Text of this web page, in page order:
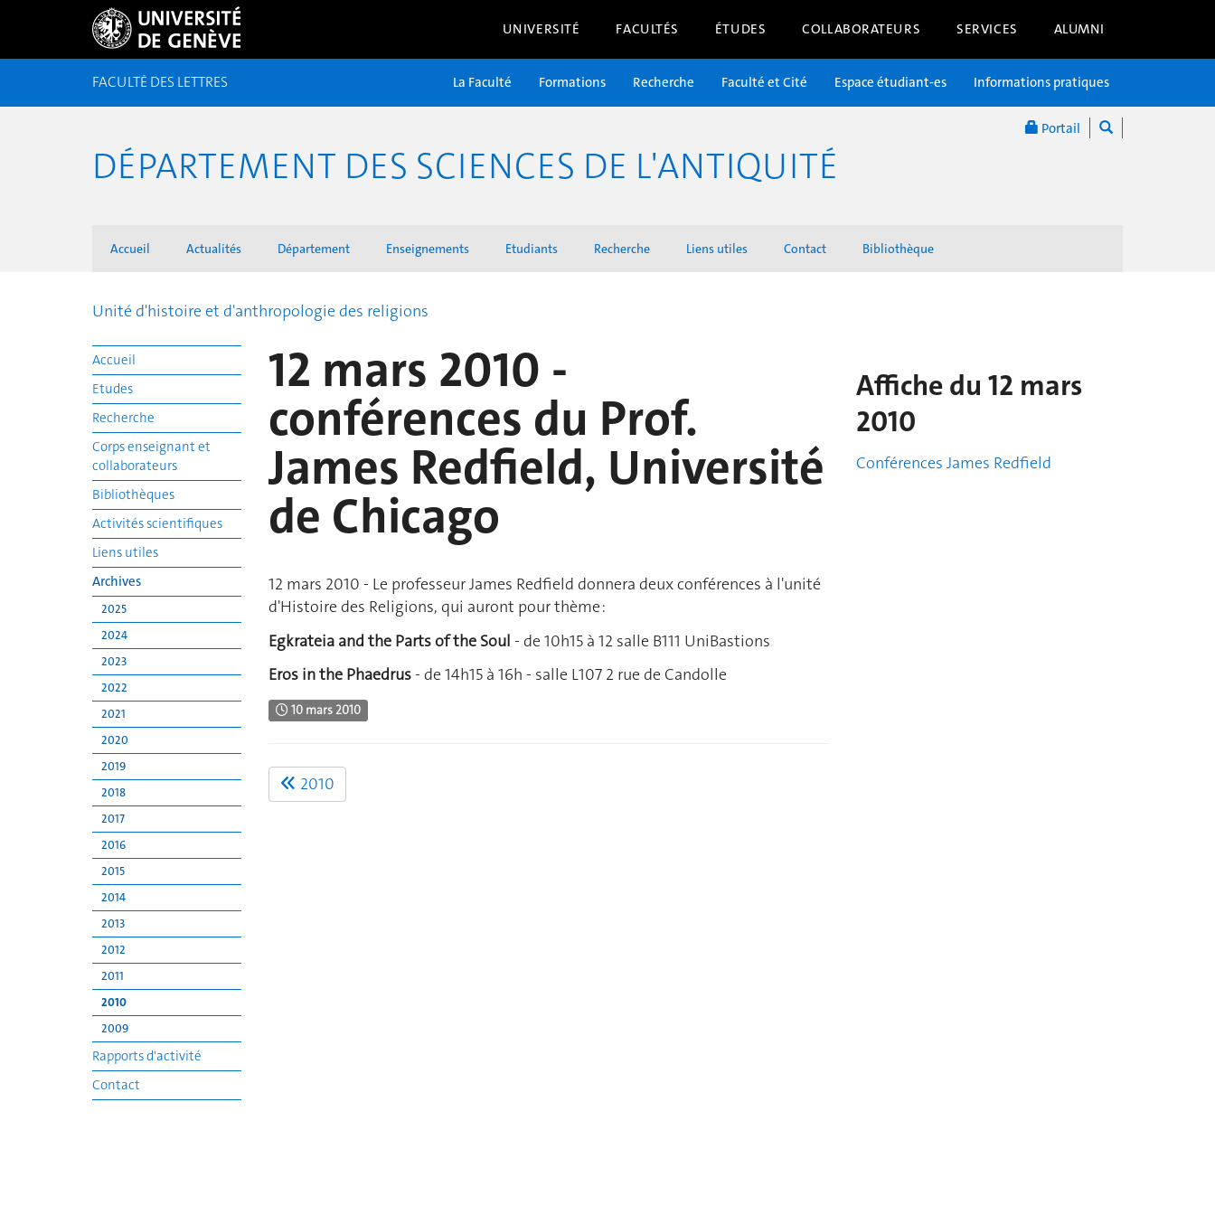
UNIVERSITÉ FACULTÉS ÉTUDES COLLABORATEURS SERVICES ALUMNI
Portail
FACULTÉ DES LETTRES La Faculté Formations Recherche Faculté et Cité Espace étudiant-es Informations pratiques
DÉPARTEMENT DES SCIENCES DE L'ANTIQUITÉ
Accueil Actualités Département Enseignements Etudiants Recherche Liens utiles Contact Bibliothèque
Unité d'histoire et d'anthropologie des religions
Accueil
Etudes
Recherche
Corps enseignant et
collaborateurs
Bibliothèques
Activités scientifiques
Liens utiles
Archives
2025
2024
2023
2022
2021
2020
2019
2018
2017
2016
2015
2014
2013
2012
2011
2010
2009
Rapports d'activité
Contact
12 mars 2010 -
conférences du Prof.
James Redfield, Université
de Chicago
12 mars 2010 - Le professeur James Redfield donnera deux conférences à l'unité
d'Histoire des Religions, qui auront pour thème :
Egkrateia and the Parts of the Soul - de 10h15 à 12 salle B111 UniBastions
Eros in the Phaedrus- de 14h15 à 16h - salle L107 2 rue de Candolle
10 mars 2010
2010
Affiche du 12 mars
2010
Conférences James Redfield